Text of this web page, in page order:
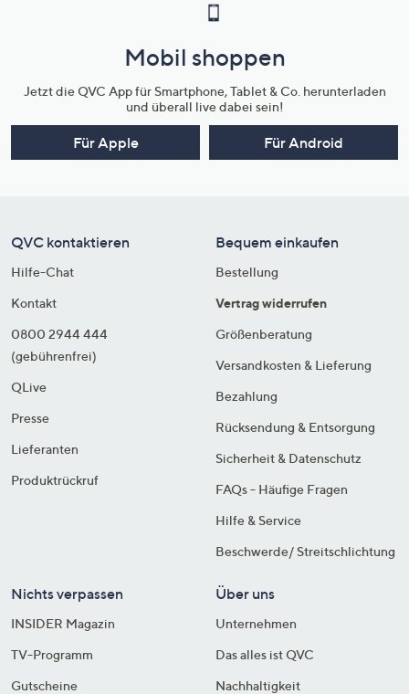
Mobil shoppen
Jetzt die QVC App für Smartphone, Tablet & Co. herunterladen
und überall live dabei sein!
Für Apple Für Android
QVC kontaktieren
Hilfe-Chat
Kontakt
0800 2944 444
(gebührenfrei)
QLive
Presse
Lieferanten
Produktrückruf
Bequem einkaufen
Bestellung
Vertrag widerrufen
Größenberatung
Versandkosten & Lieferung
Bezahlung
Rücksendung & Entsorgung
Sicherheit & Datenschutz
FAQs - Häufige Fragen
Hilfe & Service
Beschwerde/ Streitschlichtung
Nichts verpassen
INSIDER Magazin
TV-Programm
Gutscheine
Über uns
Unternehmen
Das alles ist QVC
Nachhaltigkeit